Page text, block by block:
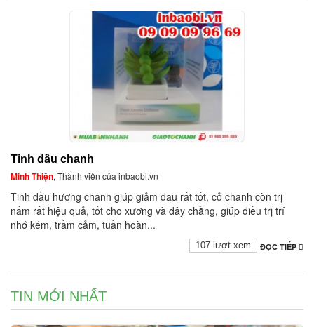
Tinh dầu chanh
Minh Thiện, Thành viên của inbaobi.vn
Tinh dầu hương chanh giúp giảm đau rất tốt, cỏ chanh còn trị
nấm rất hiệu quả, tốt cho xương và dây chằng, giúp điều trị trí
nhớ kém, trầm cảm, tuần hoàn...
ĐỌC TIẾP
107 lượt xem
TIN MỚI NHẤT